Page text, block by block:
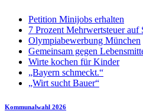
Petition Minijobs erhalten
7 Prozent Mehrwertsteuer auf
Olympiabewerbung München
Gemeinsam gegen
Wirte kochen für Kinder
„Bayern schmeckt.“
„Wirt sucht Bauer“
Kommunalwahl 2026